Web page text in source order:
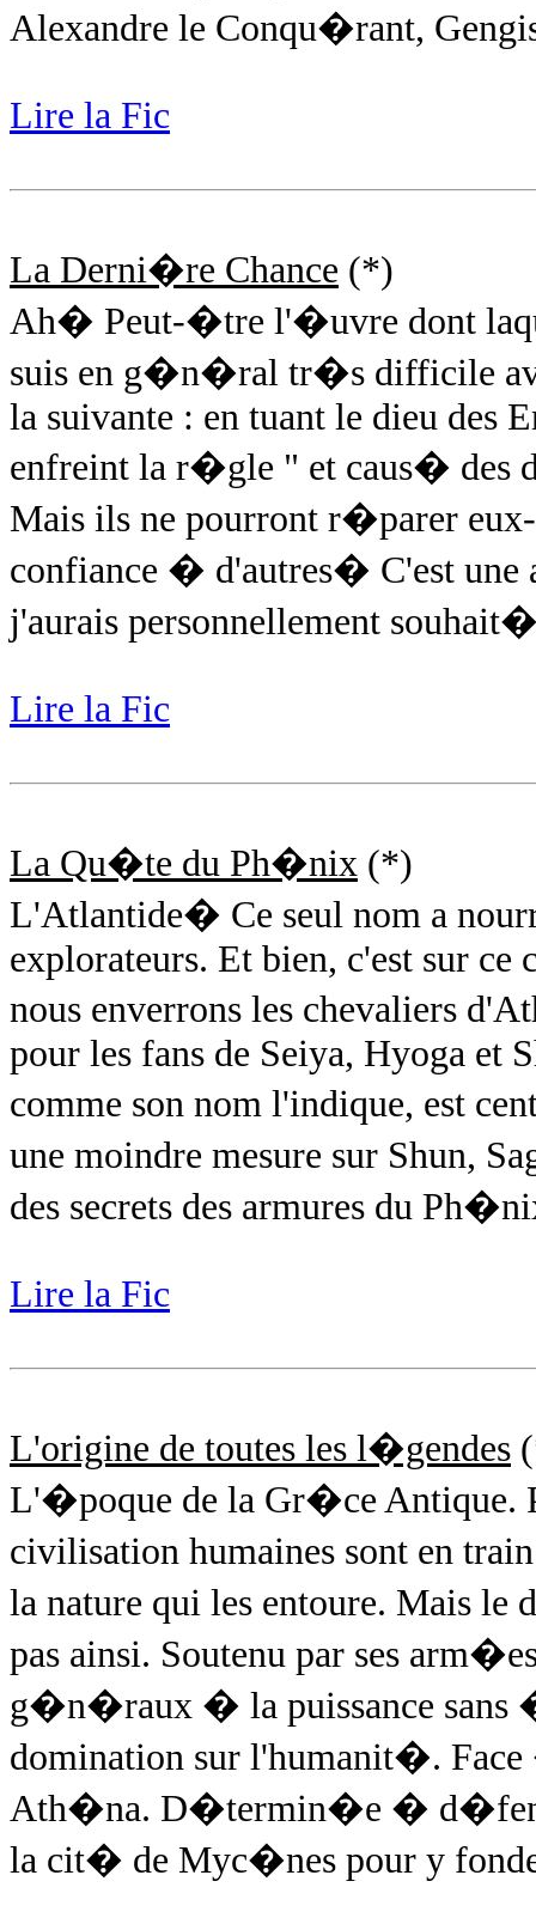
Alexandre le Conqu�rant,
Lire la Fic
La Derni�re Chance (*)
Ah� Peut-�tre l'�uvre dont
suis en g�n�ral tr�s difficile
la suivante : en tuant le dieu des
enfreint la r�gle " et caus� des
Mais ils ne pourront r�parer
confiance � d'autres� C'est une
j'aurais personnellement
Lire la Fic
La Qu�te du Ph�nix (*)
L'Atlantide� Ce seul nom a
explorateurs. Et bien, c'est sur
nous enverrons les chevaliers
pour les fans de Seiya, Hyoga et
comme son nom l'indique, est
une moindre mesure sur Shun,
des secrets des armures du
Lire la Fic
L'origine de toutes les l�gendes
L'�poque de la Gr�ce Antique.
civilisation humaines sont en
la nature qui les entoure. Mais
pas ainsi. Soutenu par ses
g�n�raux � la puissance sans
domination sur l'humanit�.
Ath�na. D�termin�e �
la cit� de Myc�nes pour y